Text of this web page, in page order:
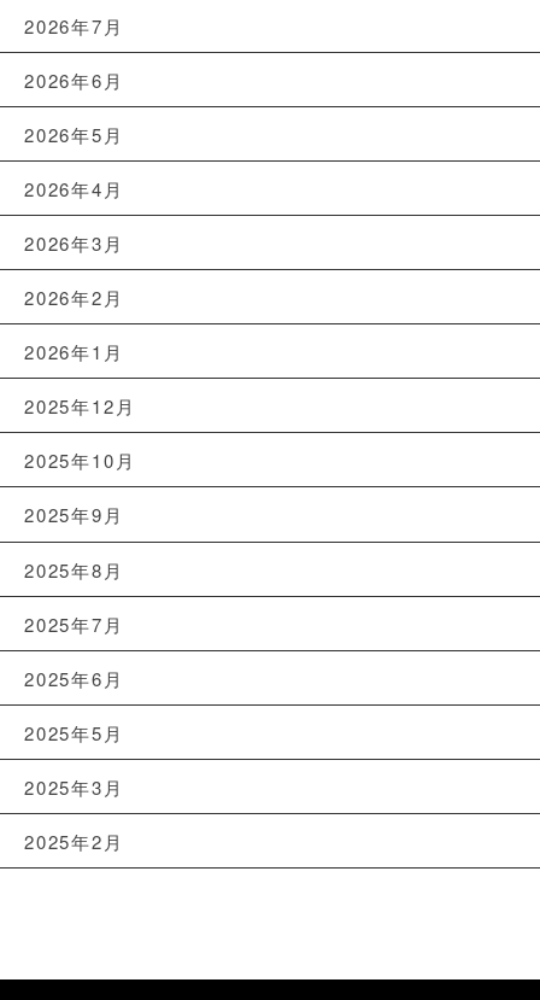
2026年7月
2026年6月
2026年5月
2026年4月
2026年3月
2026年2月
2026年1月
2025年12月
2025年10月
2025年9月
2025年8月
2025年7月
2025年6月
2025年5月
2025年3月
2025年2月